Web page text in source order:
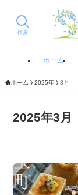
検索
ホーム
ホーム 2025年 3月
2025年3月